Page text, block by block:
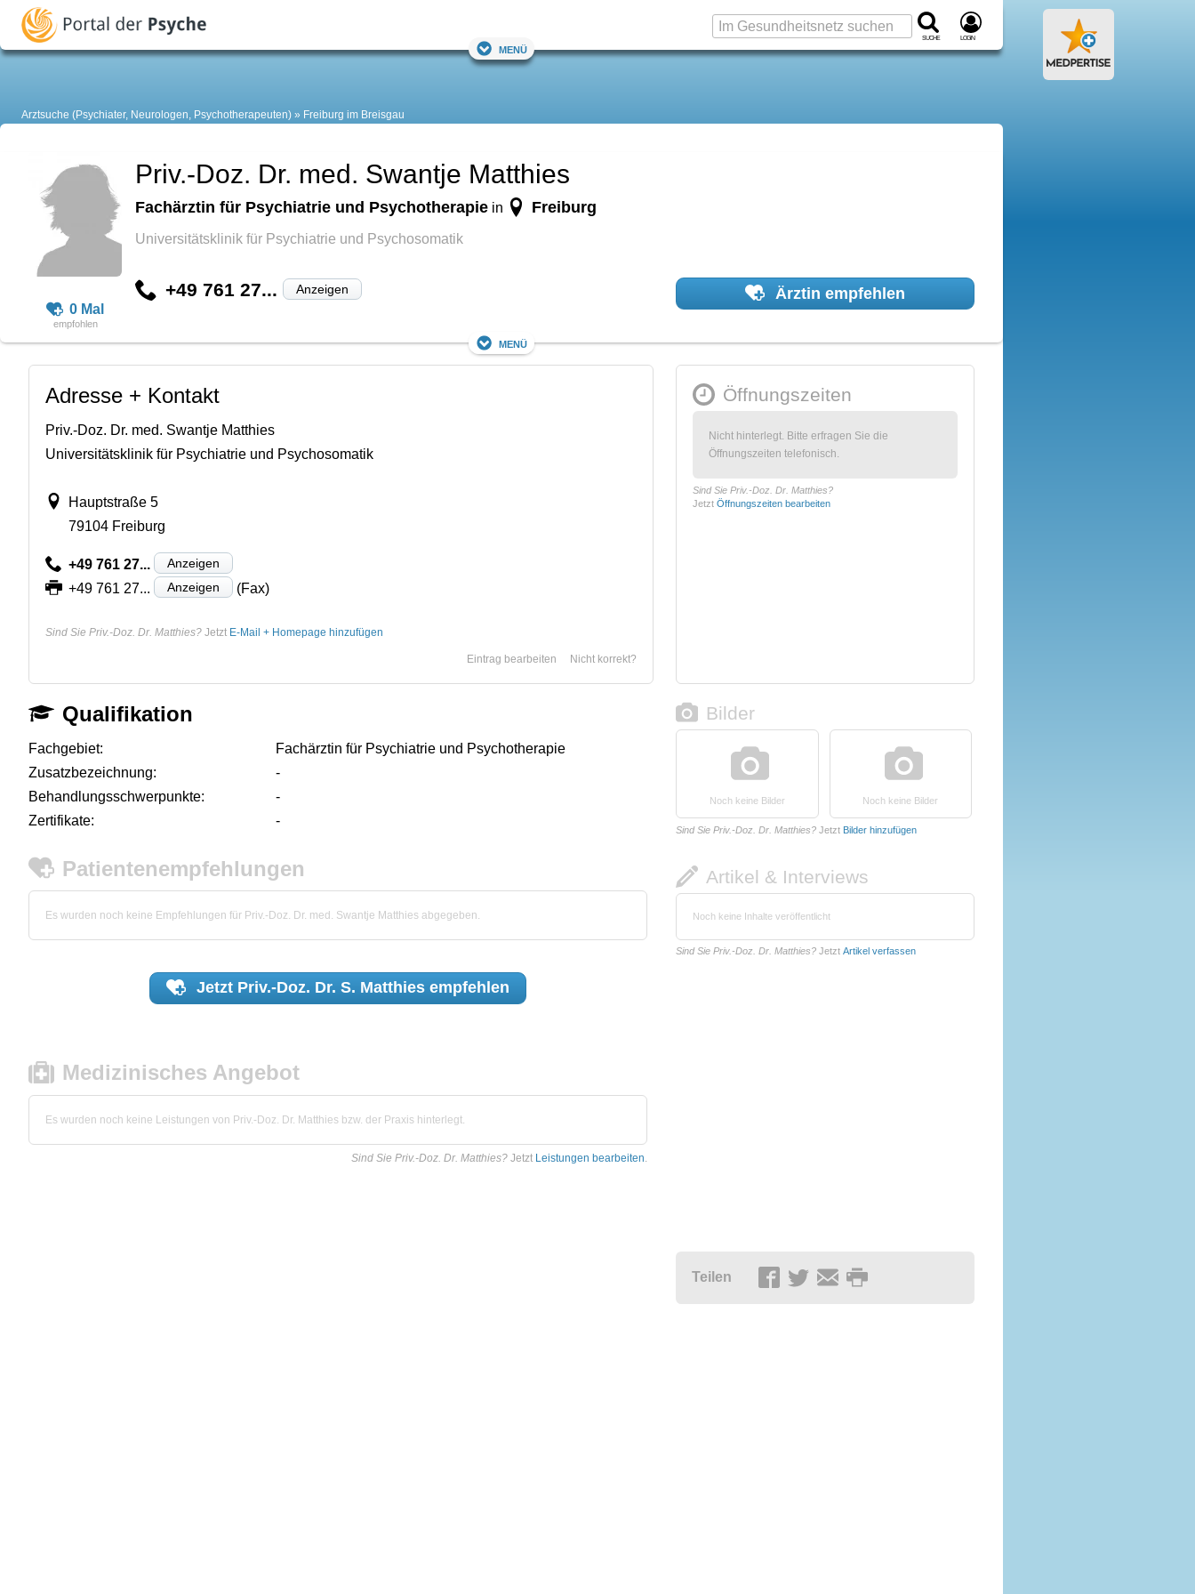
Suche Login
Menü
Arztsuche (Psychiater, Neurologen, Psychotherapeuten) Freiburg im Breisgau
0 Mal
Priv.-Doz. Dr. med. Swantje Matthies
Fachärztin für Psychiatrie und Psychotherapie in Freiburg
Universitätsklinik für Psychiatrie und Psychosomatik
+49 761 27... Anzeigen Ärztin empfehlen
Menü
Adresse + Kontakt
Priv.-Doz. Dr. med. Swantje Matthies
Universitätsklinik für Psychiatrie und Psychosomatik
Hauptstraße 5
79104 Freiburg
+49 761 27... Anzeigen
+49 761 27... Anzeigen (Fax)
Sind Sie Priv.-Doz. Dr. Matthies? Jetzt E-Mail + Homepage hinzufügen
Nicht korrekt?
Eintrag bearbeiten
Öffnungszeiten
Nicht hinterlegt. Bitte erfragen Sie die
Öffnungszeiten telefonisch.
Sind Sie Priv.-Doz. Dr. Matthies?
Jetzt Öffnungszeiten bearbeiten
Qualifikation
Fachgebiet:
Fachärztin für Psychiatrie und Psychotherapie
Zusatzbezeichnung:
-
Behandlungsschwerpunkte:
-
Zertifikate:
-
Patientenempfehlungen
Es wurden noch keine Empfehlungen für Priv.-Doz. Dr. med. Swantje Matthies abgegeben.
Jetzt Priv.-Doz. Dr. S. Matthiesempfehlen
Medizinisches Angebot
Es wurden noch keine Leistungen von Priv.-Doz. Dr. Matthies bzw. der Praxis hinterlegt.
Sind Sie Priv.-Doz. Dr. Matthies? Jetzt Leistungen bearbeiten.
Bilder
Noch keine Bilder Noch keine Bilder
Sind Sie Priv.-Doz. Dr. Matthies? Jetzt Bilder hinzufügen
Artikel & Interviews
Noch keine Inhalte veröffentlicht
Sind Sie Priv.-Doz. Dr. Matthies? Jetzt Artikel verfassen
Teilen